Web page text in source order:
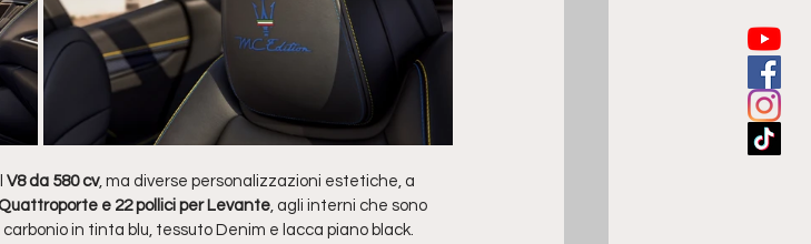
V8 da 580 cv, ma diverse personalizzazioni estetiche, a
e 22 pollici per Levante , agli interni che sono
in tinta blu, tessuto Denim e lacca piano black.